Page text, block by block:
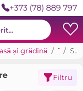
+373 (78) 889 797
și grădină Textile pentru casă Suporturi și perne pentru covoare
Filtru